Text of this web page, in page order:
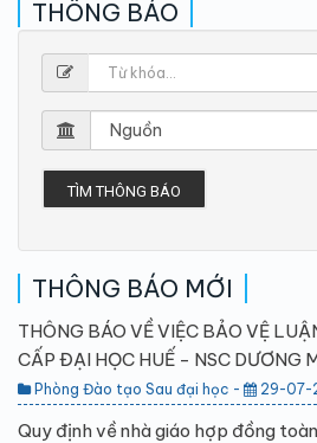
THÔNG BÁO
TÌM THÔNG BÁO
THÔNG BÁO MỚI
THÔNG BÁO VỀ VIỆC BẢO VỆ
CẤP ĐẠI HỌC HUẾ - NSC DƯƠNG
Phòng Đào tạo Sau đại học - 29-07-
Quy định về nhà giáo hợp đồng